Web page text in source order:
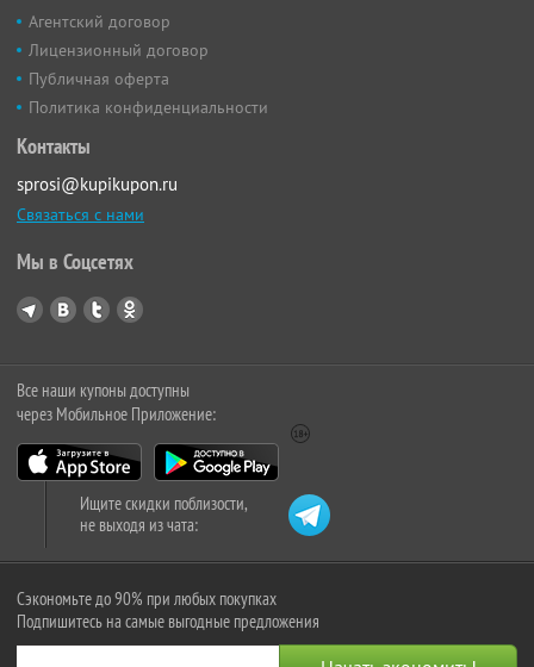
Агентский договор
Лицензионный договор
Публичная оферта
Политика конфиденциальности
Контакты
sprosi@kupikupon.ru
Связаться с нами
Мы в Соцсетях
Все наши купоны доступны
через Мобильное Приложение:
Ищите скидки поблизости,
не выходя из чата:
Сэкономьте до 90% при любых покупках
Подпишитесь на самые выгодные предложения